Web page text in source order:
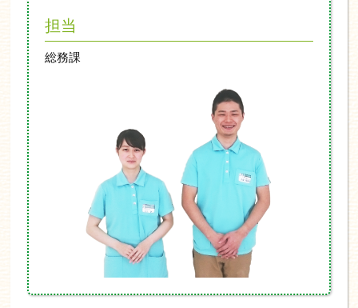
担当
総務課